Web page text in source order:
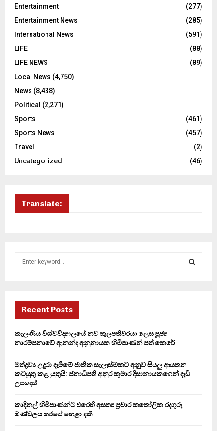
Entertainment
(277)
Entertainment News
(285)
International News
(591)
LIFE
(88)
LIFE NEWS
(89)
Local News (4,750)
News (8,438)
Political (2,271)
Sports
(461)
Sports News
(457)
Travel
(2)
Uncategorized
(46)
Translate:
f
r
H
Recent Posts
කැලණිය විශ්වවිද්‍යාලයේ නව කුලපතිවරයා ලෙස පූජ්‍ය
නාරම්පනාවේ ආනන්ද අනුනායක හිමිපාණන් පත් කෙරේ
මත්ද්‍රව්‍ය උදුරා දැමීමේ ජාතික සැලැස්මකට අනුව සියලු ආයතන
කටයුතු කළ යුතුයි: ජනාධිපති අනුර කුමාර දිසානායකගෙන් දැඩි
උපදෙස්
කාදිනල් හිමිපාණන්ට එරෙහි අසත්‍ය ප්‍රචාර කතෝලික රදගුරු
මණ්ඩලය තරයේ හෙළා දකී